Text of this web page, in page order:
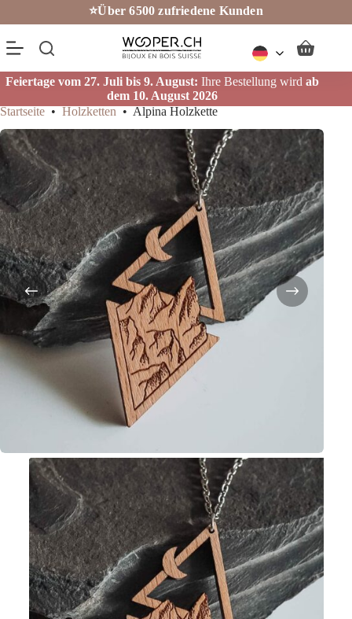
⭐Über 6500 zufriedene Kunden
Warenkorb
Feiertage vom 27. Juli bis 9. August: Ihre Bestellung wird ab
dem 10. August 2026
Startseite • Holzketten • Alpina Holzkette